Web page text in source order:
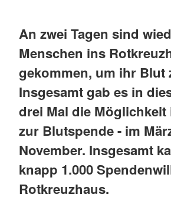
An zwei Tagen sind
Menschen ins
gekommen, um ihr Blut
Insgesamt gab es in
drei Mal die
zur Blutspende - im
November. Insgesamt
knapp 1.000
Rotkreuzhaus.